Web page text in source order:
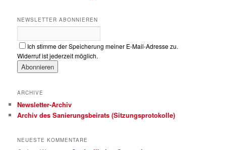
NEWSLETTER ABONNIEREN
Ich stimme der Speicherung meiner E-Mail-Adresse zu.
Widerruf ist jederzeit möglich.
ARCHIVE
Newsletter-Archiv
Archiv des Sanierungsbeirats (Sitzungsprotokolle)
NEUESTE KOMMENTARE